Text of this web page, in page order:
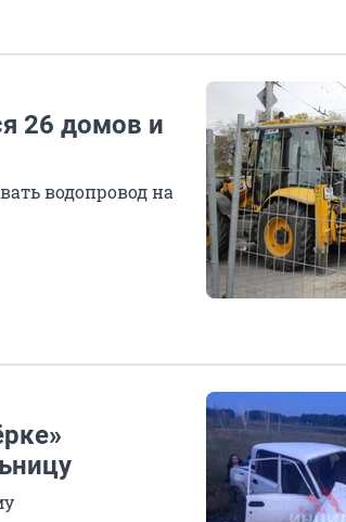
26 домов и
водопровод на